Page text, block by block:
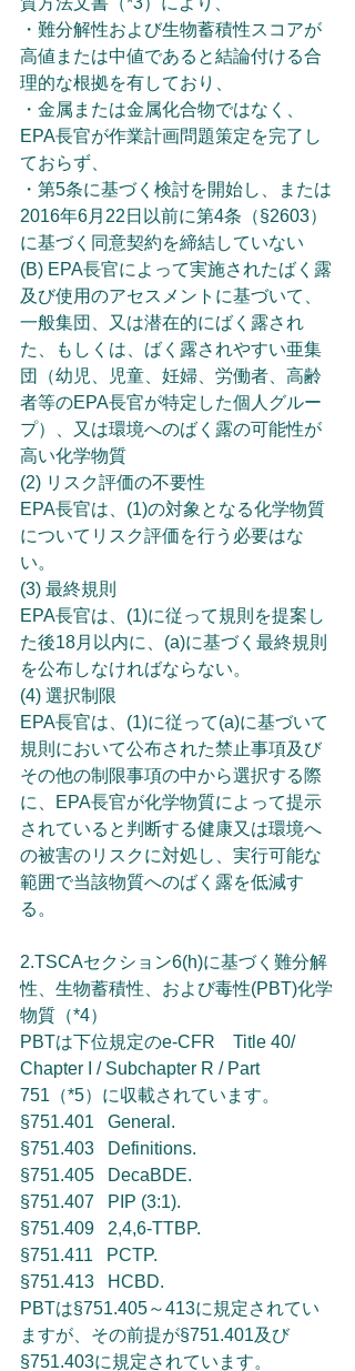
・難分解性および生物蓄積性スコアが
高値または中値であると結論付ける合
理的な根拠を有しており、
・金属または金属化合物ではなく、
EPA長官が作業計画問題策定を完了し
ておらず、
・第5条に基づく検討を開始し、または
2016年6月22日以前に第4条（§2603）
に基づく同意契約を締結していない
(B) EPA長官によって実施されたばく露
及び使用のアセスメントに基づいて、
一般集団、又は潜在的にばく露され
た、もしくは、ばく露されやすい亜集
団（幼児、児童、妊婦、労働者、高齢
者等のEPA長官が特定した個人グルー
プ）、又は環境へのばく露の可能性が
高い化学物質
(2) リスク評価の不要性
EPA長官は、(1)の対象となる化学物質
についてリスク評価を行う必要はな
い。
(3) 最終規則
EPA長官は、(1)に従って規則を提案し
た後18月以内に、(a)に基づく最終規則
を公布しなければならない。
(4) 選択制限
EPA長官は、(1)に従って(a)に基づいて
規則において公布された禁止事項及び
その他の制限事項の中から選択する際
に、EPA長官が化学物質によって提示
されていると判断する健康又は環境へ
の被害のリスクに対処し、実行可能な
範囲で当該物質へのばく露を低減す
る。
2.TSCAセクション6(h)に基づく難分解
性、生物蓄積性、および毒性(PBT)化学
物質（*4）
PBTは下位規定のe-CFR　Title 40/
Chapter I / Subchapter R / Part
751（*5）に収載されています。
§751.401   General.
§751.403   Definitions.
§751.405   DecaBDE.
§751.407   PIP (3:1).
§751.409   2,4,6-TTBP.
§751.411   PCTP.
§751.413   HCBD.
PBTは§751.405～413に規定されてい
ますが、その前提が§751.401及び
§751.403に規定されています。